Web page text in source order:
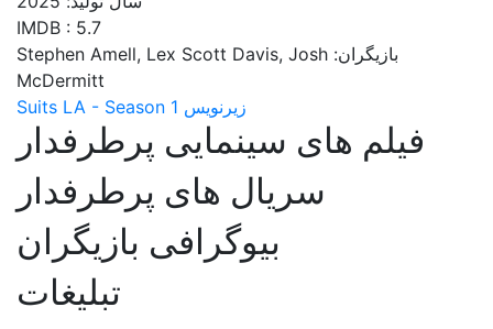
فیلم های سینمایی پرطرفدار
سریال های پرطرفدار
بیوگرافی بازیگران
تبلیغات
IMDB : 5.7
بازیگران: Stephen Amell, Lex Scott Davis, Josh
McDermitt
زیرنویس Suits LA - Season 1